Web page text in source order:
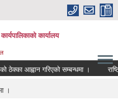
कार्यालय
आह्वान गरिएको सम्बन्धमा ।
।